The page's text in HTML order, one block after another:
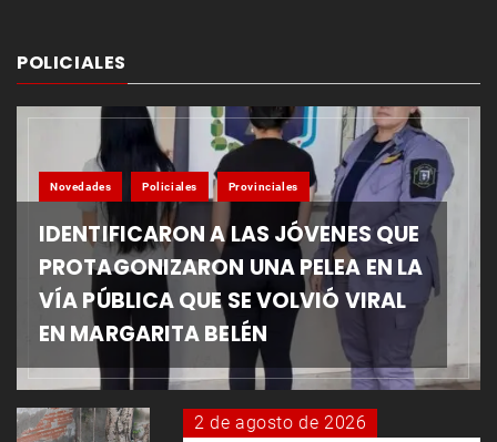
POLICIALES
Novedades Policiales Provinciales
IDENTIFICARON A LAS JÓVENES QUE
PROTAGONIZARON UNA PELEA EN LA
VÍA PÚBLICA QUE SE VOLVIÓ VIRAL
EN MARGARITA BELÉN
2 de agosto de 2026